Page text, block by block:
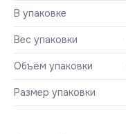
В упаковке
Вес упаковки
Объём упаковки
Размер упаковки